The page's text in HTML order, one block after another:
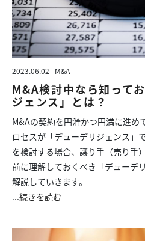
2023.06.02 | M&A
M&A検討中なら知って
ジェンス」とは？
M&Aの契約を円滑かつ円満に進め
ロセスが「デューデリジェンス」
を検討する場合、譲り手（売り手
前に理解しておくべき「デューデ
解説していきます。
...続きを読む